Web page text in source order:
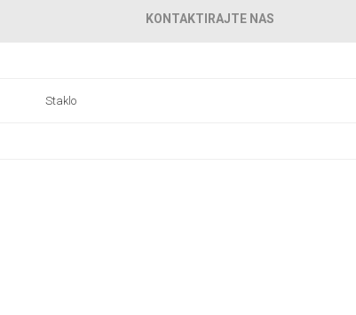
KONTAKTIRAJTE NAS
Staklo